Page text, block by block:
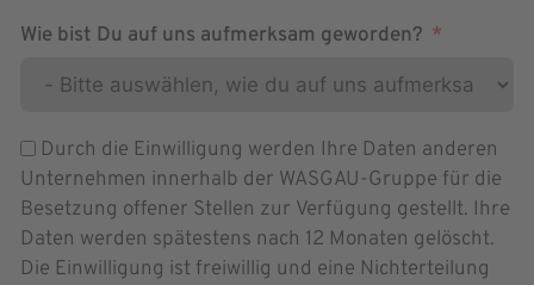
Wie bist Du auf uns aufmerksam geworden?
Durch die Einwilligung werden Ihre Daten anderen
Unternehmen innerhalb der WASGAU-Gruppe für die
Besetzung offener Stellen zur Verfügung gestellt. Ihre
Daten werden spätestens nach 12 Monaten gelöscht.
Die Einwilligung ist freiwillig und eine Nichterteilung